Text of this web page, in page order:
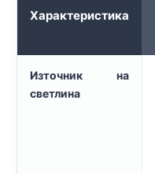
Характеристика
Източник на
светлина